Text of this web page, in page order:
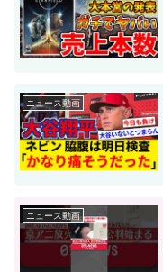
ニュース動画
ニュース動画